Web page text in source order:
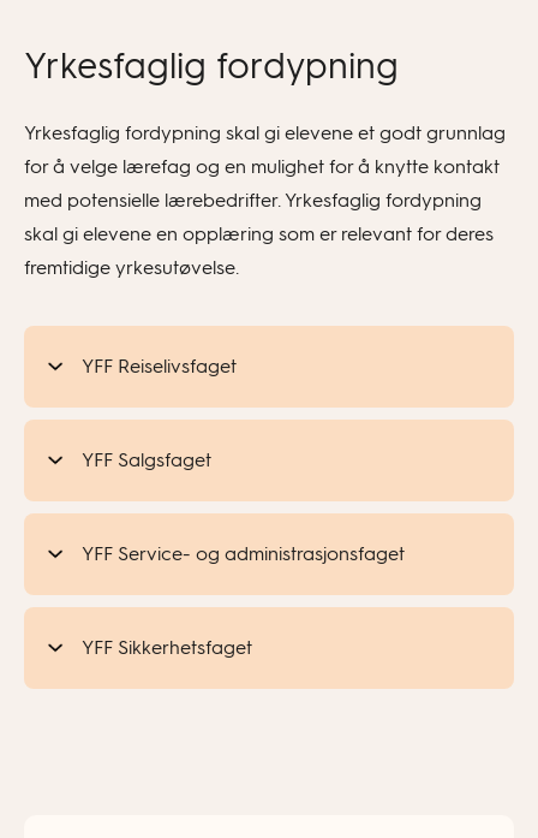
Yrkesfaglig fordypning
Yrkesfaglig fordypning skal gi elevene et godt grunnlag
for å velge lærefag og en mulighet for å knytte kontakt
med potensielle lærebedrifter. Yrkesfaglig fordypning
skal gi elevene en opplæring som er relevant for deres
fremtidige yrkesutøvelse.
YFF Reiselivsfaget
YFF Salgsfaget
YFF Service- og administrasjonsfaget
YFF Sikkerhetsfaget